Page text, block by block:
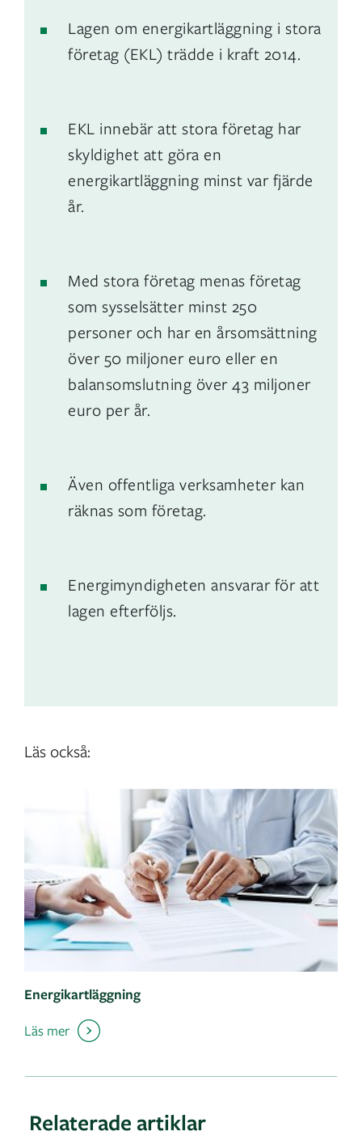
Lagen om energikartläggning i stora
företag (EKL) trädde i kraft 2014.
EKL innebär att stora företag har
skyldighet att göra en
energikartläggning minst var fjärde
år.
Med stora företag menas företag
som sysselsätter minst 250
personer och har en årsomsättning
över 50 miljoner euro eller en
balansomslutning över 43 miljoner
euro per år.
Även offentliga verksamheter kan
räknas som företag.
Energimyndigheten ansvarar för att
lagen efterföljs.
Läs också:
Energikartläggning
Läs mer
Relaterade artiklar